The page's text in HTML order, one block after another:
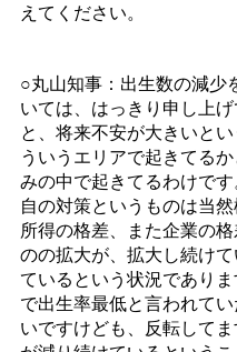
えてください。
○丸山知事：出生数の減少
いては、はっきり申し上
と、将来不安が大きいと
ういうエリアで起きてる
みの中で起きてるわけで
自の対策というものは当
所得の格差、また企業の
のの拡大が、拡大し続け
ているという状況であり
で出生率最低と言われて
いですけども、反転して